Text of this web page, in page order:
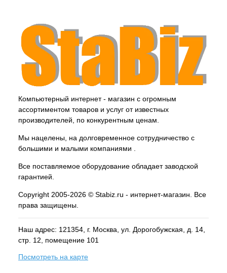
Компьютерный интернет - магазин с огромным
ассортиментом товаров и услуг от известных
производителей, по конкурентным ценам.
Мы нацелены, на долговременное сотрудничество с
большими и малыми компаниями .
Все поставляемое оборудование обладает заводской
гарантией.
Copyright 2005-2026 © Stabiz.ru - интернет-магазин. Все
права защищены.
Наш адрес: 121354, г. Москва , ул. Дорогобужская, д. 14,
стр. 12, помещение 101
Посмотреть на карте